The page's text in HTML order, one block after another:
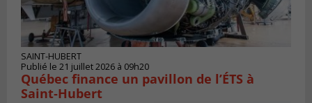
SAINT-HUBERT
Publié le 21 juillet 2026 à 09h20
Québec finance un pavillon de l’ÉTS à
Saint‑Hubert